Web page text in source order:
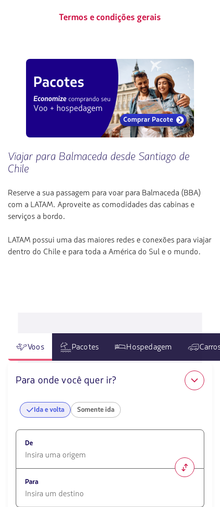
Termos e condições gerais
Viajar para Balmaceda desde Santiago de
Chile
Reserve a sua passagem para voar para Balmaceda (BBA)
com a LATAM. Aproveite as comodidades das cabinas e
serviços a bordo.
LATAM possui uma das maiores redes e conexões para viajar
dentro do Chile e para toda a América do Sul e o mundo.
Voos Pacotes Hospedagem
Para onde você quer ir?
Ida e volta Somente ida
De
opciones
disponibles.
Usa
Para